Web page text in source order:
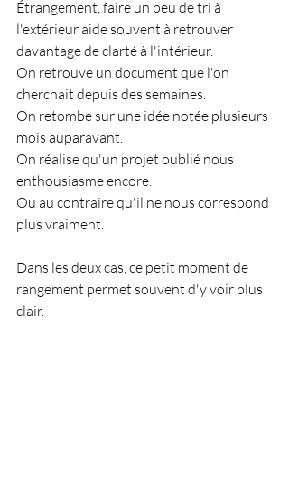
Étrangement, faire un peu de tri à
l'extérieur aide souvent à retrouver
davantage de clarté à l'intérieur.
On retrouve un document que l'on
cherchait depuis des semaines.
On retombe sur une idée notée plusieurs
mois auparavant.
On réalise qu'un projet oublié nous
enthousiasme encore.
Ou au contraire qu'il ne nous correspond
plus vraiment.
Dans les deux cas, ce petit moment de
rangement permet souvent d'y voir plus
clair.